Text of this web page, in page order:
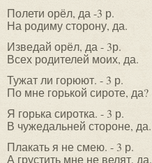
Полети орёл, да -3 р.
На родиму сторону, да.
Изведай орёл, да - 3р.
Всех родителей моих, да.
Тужат ли горюют. - 3 р.
По мне горькой сироте, да?
Я горька сиротка. - 3 р.
В чужедальней стороне, да.
Плакать я не смею. - 3 р.
А грустить мне не велят, да.